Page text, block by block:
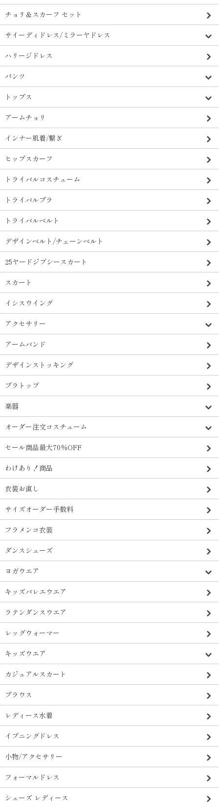
チョリ＆スカーフ セット
サイーディドレス/ミラーヤドレス
ハリージドレス
パンツ
トップス
アームチョリ
インナー肌着/繋ぎ
ヒップスカーフ
トライバルコスチューム
トライバルブラ
トライバルベルト
デザインベルト/チェーンベルト
25ヤードジプシースカート
スカート
イシスウイング
アクセサリー
アームバンド
デザインストッキング
ブラトップ
楽器
オーダー注文コスチューム
セール商品最大70％OFF
わけあり！商品
衣装お直し
サイズオーダー手数料
フラメンコ衣装
ダンスシューズ
ヨガウエア
キッズバレエウエア
ラテンダンスウエア
レッグウォーマー
キッズウエア
カジュアルスカート
ブラウス
レディース水着
イブニングドレス
小物/アクセサリー
フォーマルドレス
シューズ レディース